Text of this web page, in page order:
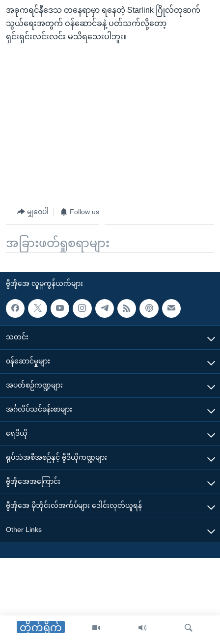
တိုက်ရိုက်
အခုကရင်နီဒေသ တနေရာမှာ ရနေတဲ့ Starlink ဂြိုလ်တုဆက်
သွယ်ရေးအတွက် ဝန်ဆောင်ခနဲ့ ပတ်သက်လို့တော့
ရှင်းရှင်းလင်းလင်း မသိရသေးပါဘူး။
မျှဝေပါ Follow us
အခြားဖတ်ရှုစရာများ
ဗွီအိုအေ လူမှုကွန်ယက်များ
သတင်း
၀န်ဆောင်မှုများ
အပတ်စဉ်ကဏ္ဍများ
အင်္ဂလိပ်သင်ခန်းစာများ
ရေဒီယို
ရုပ်သံအစီအစဉ်နှင့် ဗွီဒီယိုကဏ္ဍများ
ဗွီအိုအေအကြောင်း
ဗွီအိုအေ မိုဘိုင်းလ်အက်ပ်များ ဒေါင်းလုတ်ယူရန်
Other Links